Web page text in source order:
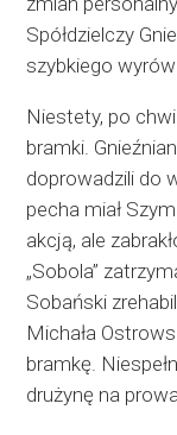
Spółdzielczy
szybkiego
Niestety, po
bramki.
doprowadzili do
pecha miał
akcją, ale
„Sobola”
Sobański
Michała
bramkę.
drużynę na